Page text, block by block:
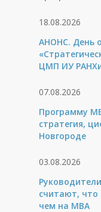
18.08.2026
АНОНС. День
ЦМП ИУ
07.08.2026
Программу
стратегия,
Новгороде
03.08.2026
считают,
чем на МВА